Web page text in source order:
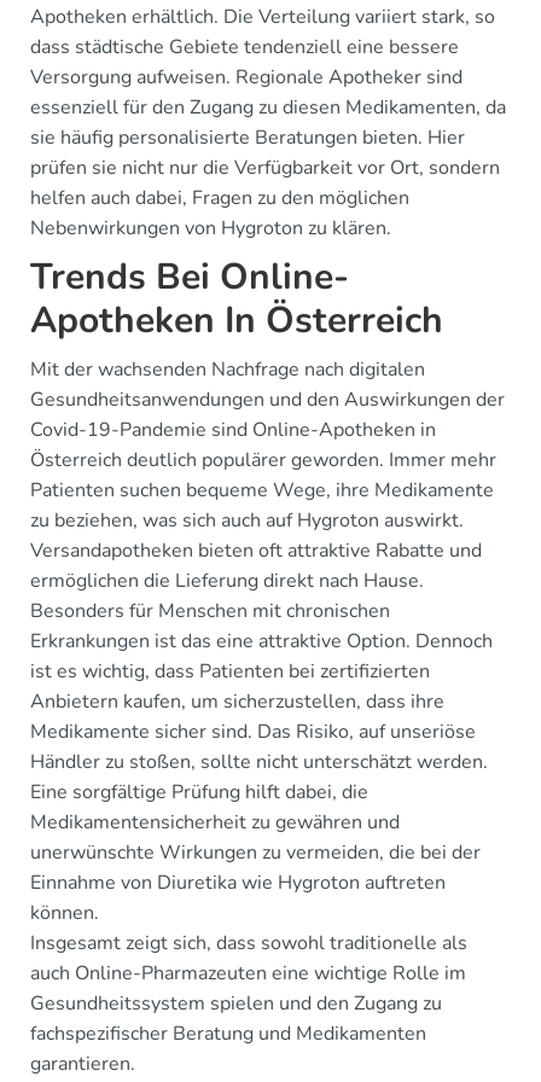
Apotheken erhältlich. Die Verteilung variiert stark, so
dass städtische Gebiete tendenziell eine bessere
Versorgung aufweisen. Regionale Apotheker sind
essenziell für den Zugang zu diesen Medikamenten, da
sie häufig personalisierte Beratungen bieten. Hier
prüfen sie nicht nur die Verfügbarkeit vor Ort, sondern
helfen auch dabei, Fragen zu den möglichen
Nebenwirkungen von Hygroton zu klären.
Trends Bei Online-
Apotheken In Österreich
Mit der wachsenden Nachfrage nach digitalen
Gesundheitsanwendungen und den Auswirkungen der
Covid-19-Pandemie sind Online-Apotheken in
Österreich deutlich populärer geworden. Immer mehr
Patienten suchen bequeme Wege, ihre Medikamente
zu beziehen, was sich auch auf Hygroton auswirkt.
Versandapotheken bieten oft attraktive Rabatte und
ermöglichen die Lieferung direkt nach Hause.
Besonders für Menschen mit chronischen
Erkrankungen ist das eine attraktive Option. Dennoch
ist es wichtig, dass Patienten bei zertifizierten
Anbietern kaufen, um sicherzustellen, dass ihre
Medikamente sicher sind. Das Risiko, auf unseriöse
Händler zu stoßen, sollte nicht unterschätzt werden.
Eine sorgfältige Prüfung hilft dabei, die
Medikamentensicherheit zu gewähren und
unerwünschte Wirkungen zu vermeiden, die bei der
Einnahme von Diuretika wie Hygroton auftreten
können.
Insgesamt zeigt sich, dass sowohl traditionelle als
auch Online-Pharmazeuten eine wichtige Rolle im
Gesundheitssystem spielen und den Zugang zu
fachspezifischer Beratung und Medikamenten
garantieren.